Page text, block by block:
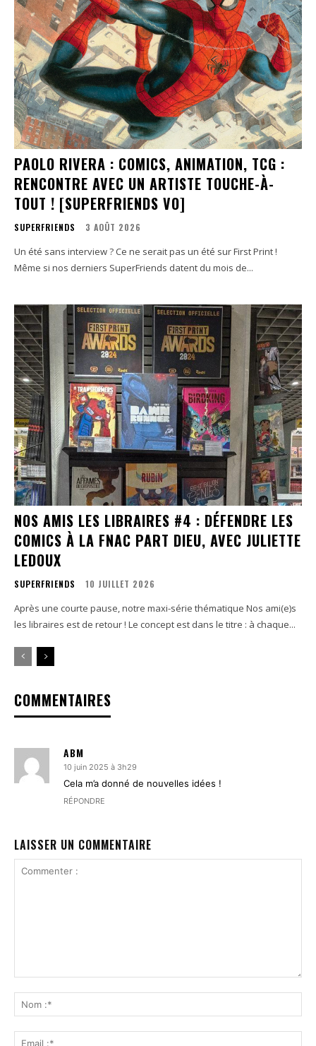
PAOLO RIVERA : COMICS, ANIMATION, TCG :
RENCONTRE AVEC UN ARTISTE TOUCHE-À-
TOUT ! [SUPERFRIENDS VO]
SUPERFRIENDS 3 AOÛT 2026
Un été sans interview ? Ce ne serait pas un été sur First Print !
Même si nos derniers SuperFriends datent du mois de...
NOS AMIS LES LIBRAIRES #4 : DÉFENDRE LES
COMICS À LA FNAC PART DIEU, AVEC JULIETTE
LEDOUX
SUPERFRIENDS 10 JUILLET 2026
Après une courte pause, notre maxi-série thématique Nos ami(e)s
les libraires est de retour ! Le concept est dans le titre : à chaque...
COMMENTAIRES
ABM
10 juin 2025 à 3h29
Cela m’a donné de nouvelles idées !
RÉPONDRE
LAISSER UN COMMENTAIRE
:*